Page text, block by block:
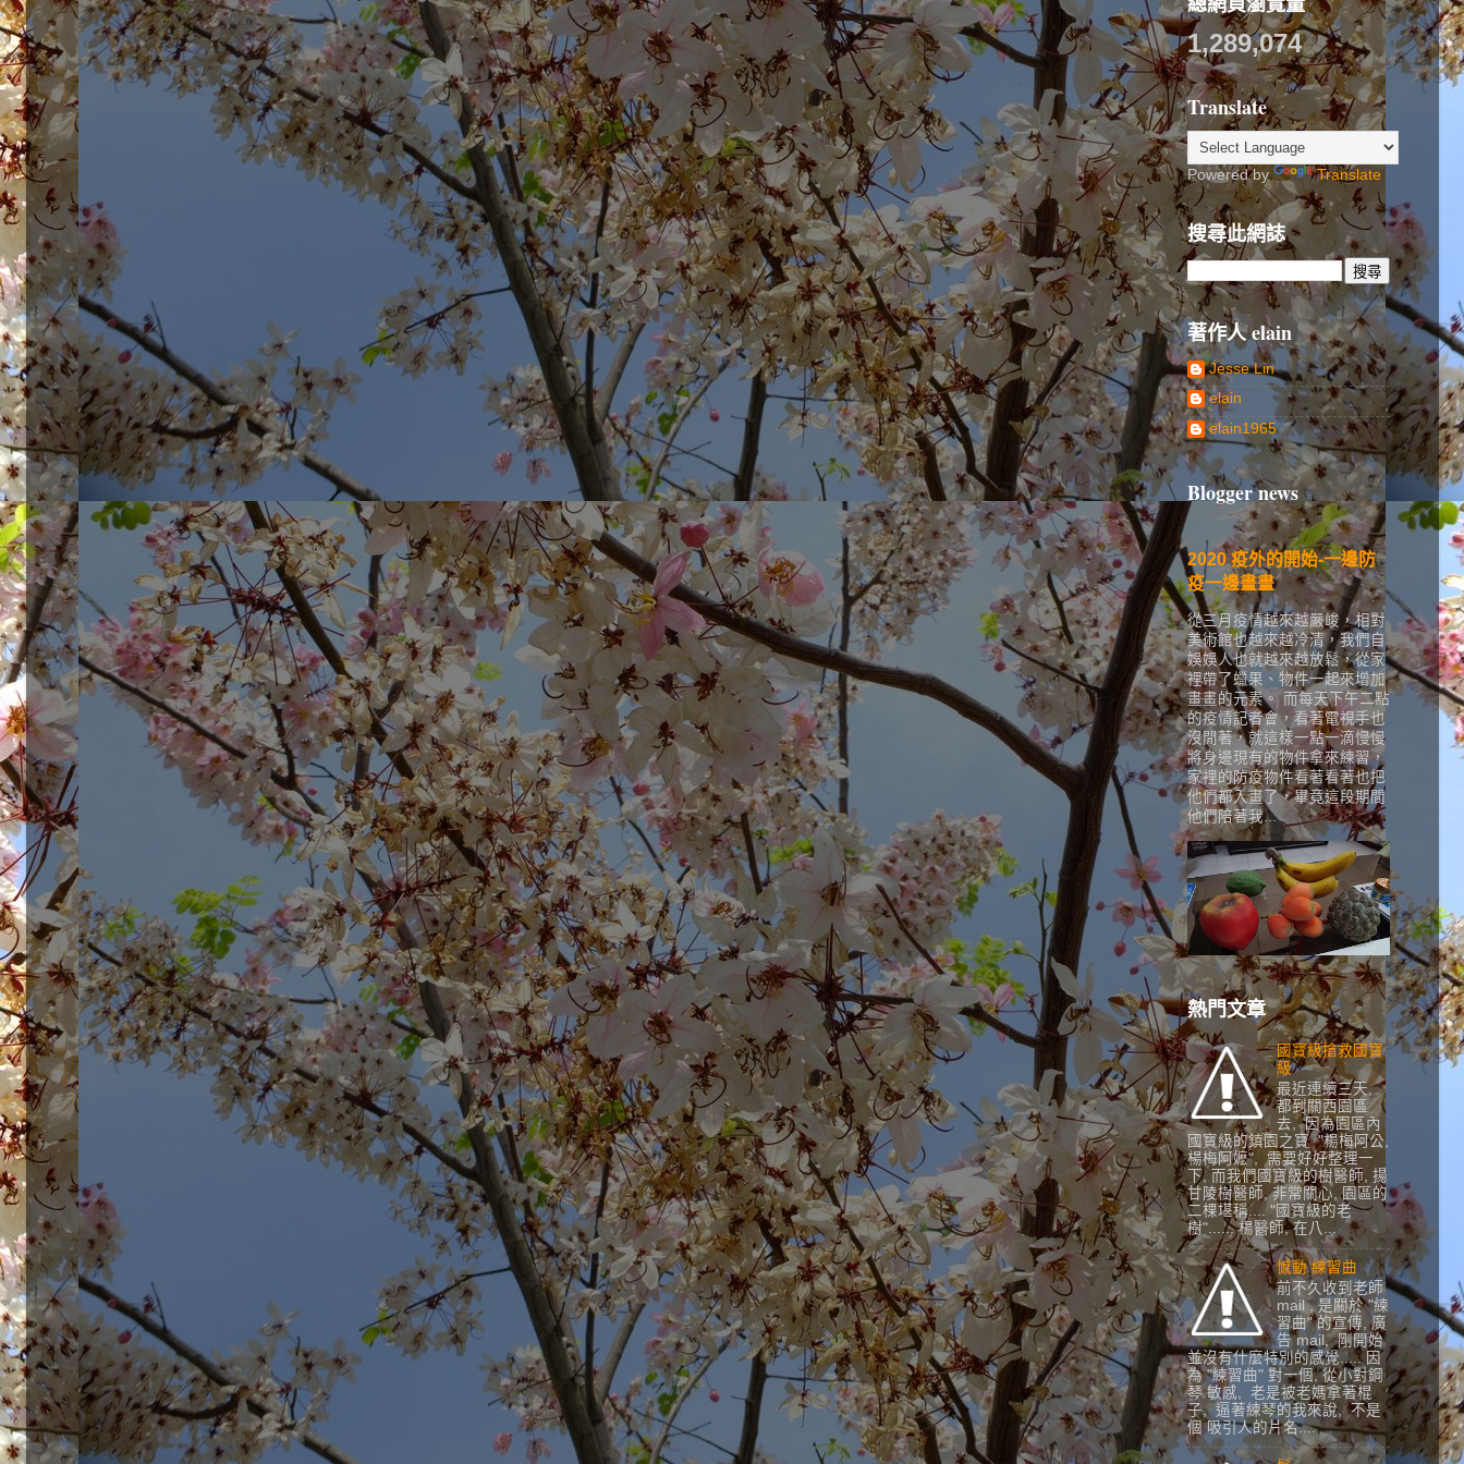
1,289,074
Translate
Powered by Translate
搜尋此網誌
著作人 elain
Jesse Lin
elain
elain1965
Blogger news
2020 疫外的開始-一邊防
疫一邊畫畫
從三月疫情越來越嚴峻，相對
美術館也越來越冷清，我們自
娛娛人也就越來越放鬆，從家
裡帶了蠟果、物件一起來增加
畫畫的元素。 而每天下午二點
的疫情記者會，看著電視手也
沒閒著，就這樣一點一滴慢慢
將身邊現有的物件拿來練習，
家裡的防疫物件看著看著也把
他們都入畫了，畢竟這段期間
他們陪著我...
熱門文章
國寶級搶救國寶
級
最近連續三天,
都到關西園區
去, 因為園區內
國寶級的鎮園之寶 "楊梅阿公,
楊梅阿嬷", 需要好好整理一
下, 而我們國寶級的樹醫師, 揚
甘陵樹醫師, 非常關心, 園區的
二棵堪稱.... "國寶級的老
樹"...... 楊醫師, 在八...
憾動 練習曲
前不久收到老師
mail , 是關於 "練
習曲" 的宣傳, 廣
告 mail, 剛開始
並沒有什麼特別的感覺..... 因
為 "練習曲" 對一個, 從小對鋼
琴 敏感, 老是被老媽拿著棍
子, 逼著練琴的我來說, 不是
個 吸引人的片名....